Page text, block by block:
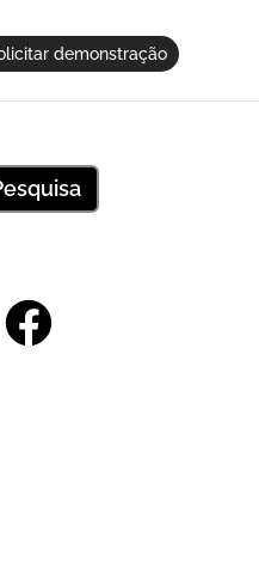
demonstração
Facebook